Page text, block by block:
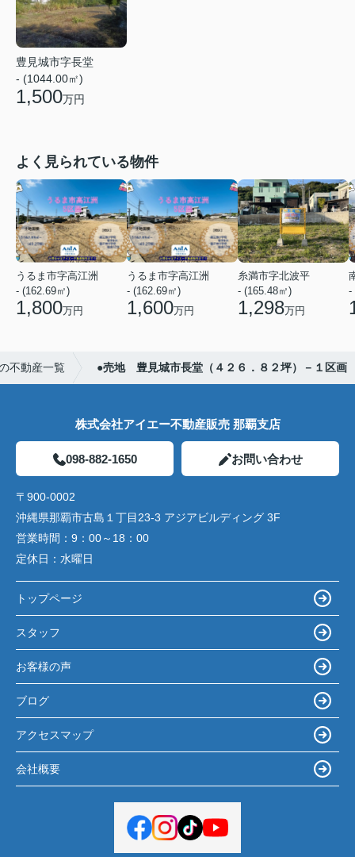
豊見城市字長堂
- (1044.00㎡)
1,500万円
よく見られている物件
うるま市字高江洲
- (162.69㎡)
1,800万円
うるま市字高江洲
- (162.69㎡)
1,600万円
糸満市字北波平
- (165.48㎡)
1,298万円
-
不動産一覧 ●売地 豊見城市長堂（４２６．８２坪）－１区画
株式会社アイエー不動産販売 那覇支店
098-882-1650 お問い合わせ
〒900-0002
沖縄県那覇市古島１丁目23-3 アジアビルディング 3F
営業時間： 9：00～18：00
定休日： 水曜日
トップページ
スタッフ
お客様の声
ブログ
アクセスマップ
会社概要